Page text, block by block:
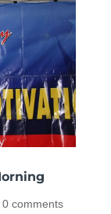
0 comments